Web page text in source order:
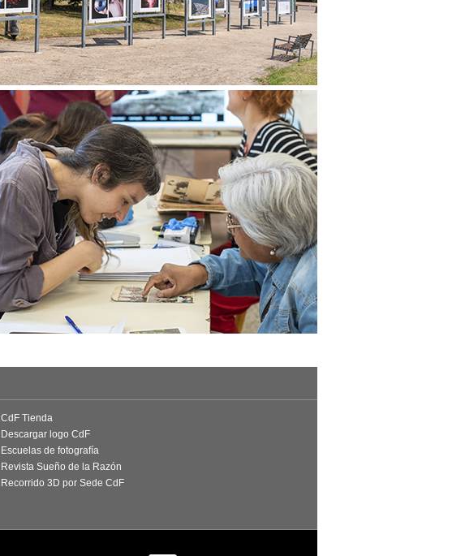
CdF Tienda
Descargar logo CdF
Escuelas de fotografía
Revista Sueño de la Razón
Recorrido 3D por Sede CdF